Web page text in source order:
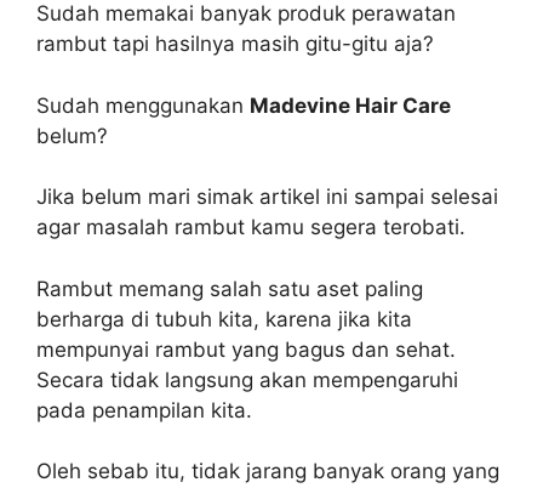
Sudah memakai banyak produk perawatan
rambut tapi hasilnya masih gitu-gitu aja?
Sudah menggunakan Madevine Hair Care
belum?
Jika belum mari simak artikel ini sampai selesai
agar masalah rambut kamu segera terobati.
Rambut memang salah satu aset paling
berharga di tubuh kita, karena jika kita
mempunyai rambut yang bagus dan sehat.
Secara tidak langsung akan mempengaruhi
pada penampilan kita.
Oleh sebab itu, tidak jarang banyak orang yang